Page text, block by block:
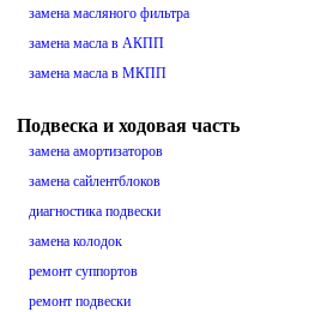
замена масляного фильтра
замена масла в АКПП
замена масла в МКПП
Подвеска и ходовая часть
замена амортизаторов
замена сайлентблоков
диагностика подвески
замена колодок
ремонт суппортов
ремонт подвески